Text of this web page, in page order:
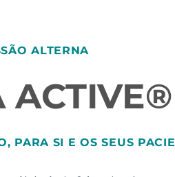
ALTERNA
PARA SI E OS SEUS